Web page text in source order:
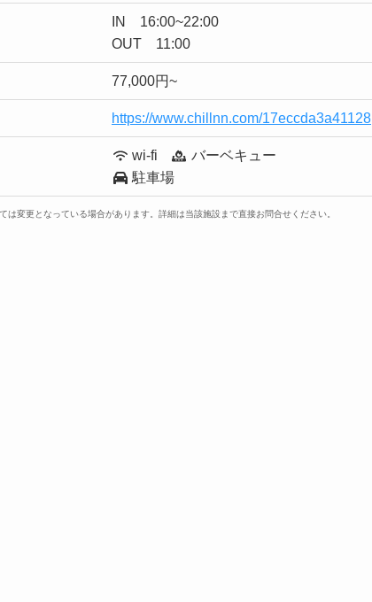
IN 16:00~22:00
OUT 11:00
77,000円~
https://www.chillnn.com/17eccda3a41128
wi-fi
バーベキュー
駐車場
は変更となっている場合があります。詳細は当該施設まで直接お問合せください。